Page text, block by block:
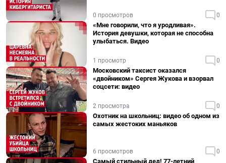
0 просмотров 0
«Мне говорили, что я уродливая».
История девушки, которая не способна
улыбаться. Видео
1 просмотр 0
Московский таксист оказался
«двойником» Сергея Жукова и взорвал
соцсети: видео
2 просмотра 0
Охотник на школьниц: видео об одном из
самых жестоких маньяков
6 просмотров 0
Самый стильный дед! 77-летний